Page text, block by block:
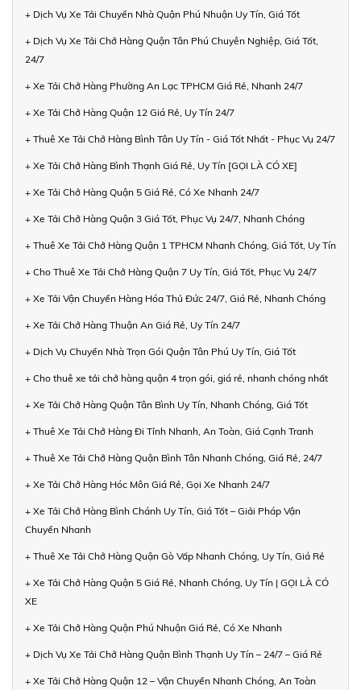
+ Dịch Vụ Xe Tải Chuyển Nhà Quận Phú Nhuận Uy Tín, Giá Tốt
+ Dịch Vụ Xe Tải Chở Hàng Quận Tân Phú Chuyên Nghiệp, Giá Tốt,
24/7
+ Xe Tải Chở Hàng Phường An Lạc TPHCM Giá Rẻ, Nhanh 24/7
+ Xe Tải Chở Hàng Quận 12 Giá Rẻ, Uy Tín 24/7
+ Thuê Xe Tải Chở Hàng Bình Tân Uy Tín - Giá Tốt Nhất - Phục Vụ 24/7
+ Xe Tải Chở Hàng Bình Thạnh Giá Rẻ, Uy Tín [GỌI LÀ CÓ XE]
+ Xe Tải Chở Hàng Quận 5 Giá Rẻ, Có Xe Nhanh 24/7
+ Xe Tải Chở Hàng Quận 3 Giá Tốt, Phục Vụ 24/7, Nhanh Chóng
+ Thuê Xe Tải Chở Hàng Quận 1 TPHCM Nhanh Chóng, Giá Tốt, Uy Tín
+ Cho Thuê Xe Tải Chở Hàng Quận 7 Uy Tín, Giá Tốt, Phục Vụ 24/7
+ Xe Tải Vận Chuyển Hàng Hóa Thủ Đức 24/7, Giá Rẻ, Nhanh Chóng
+ Xe Tải Chở Hàng Thuận An Giá Rẻ, Uy Tín 24/7
+ Dịch Vụ Chuyển Nhà Trọn Gói Quận Tân Phú Uy Tín, Giá Tốt
+ Cho thuê xe tải chở hàng quận 4 trọn gói, giá rẻ, nhanh chóng nhất
+ Xe Tải Chở Hàng Quận Tân Bình Uy Tín, Nhanh Chóng, Giá Tốt
+ Thuê Xe Tải Chở Hàng Đi Tỉnh Nhanh, An Toàn, Giá Cạnh Tranh
+ Thuê Xe Tải Chở Hàng Quận Bình Tân Nhanh Chóng, Giá Rẻ, 24/7
+ Xe Tải Chở Hàng Hóc Môn Giá Rẻ, Gọi Xe Nhanh 24/7
+ Xe Tải Chở Hàng Bình Chánh Uy Tín, Giá Tốt – Giải Pháp Vận
Chuyển Nhanh
+ Thuê Xe Tải Chở Hàng Quận Gò Vấp Nhanh Chóng, Uy Tín, Giá Rẻ
+ Xe Tải Chở Hàng Quận 5 Giá Rẻ, Nhanh Chóng, Uy Tín | GỌI LÀ CÓ
XE
+ Xe Tải Chở Hàng Quận Phú Nhuận Giá Rẻ, Có Xe Nhanh
+ Dịch Vụ Xe Tải Chở Hàng Quận Bình Thạnh Uy Tín – 24/7 – Giá Rẻ
+ Xe Tải Chở Hàng Quận 12 – Vận Chuyển Nhanh Chóng, An Toàn